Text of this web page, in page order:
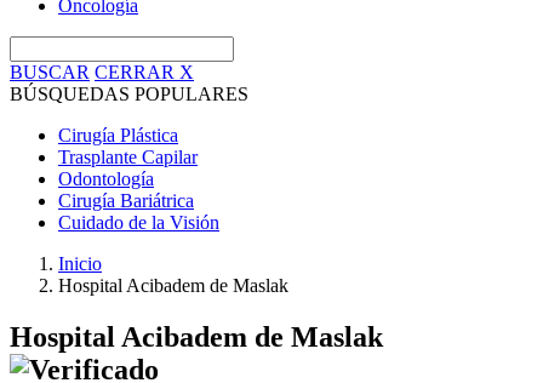
Oncología
BUSCAR CERRAR X
BÚSQUEDAS POPULARES
Cirugía Plástica
Trasplante Capilar
Odontología
Cirugía Bariátrica
Cuidado de la Visión
Inicio
Hospital Acibadem de Maslak
Hospital Acibadem de Maslak